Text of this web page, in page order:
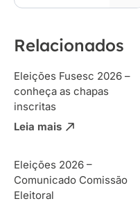
Relacionados
Eleições Fusesc 2026 –
conheça as chapas
inscritas
Leia mais
Eleições 2026 –
Comunicado Comissão
Eleitoral